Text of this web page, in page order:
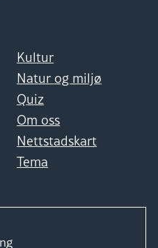
Kultur
Natur og miljø
Quiz
Om oss
Nettstadskart
Tema